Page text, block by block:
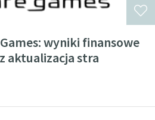
wyniki finansowe
aktualizacja stra